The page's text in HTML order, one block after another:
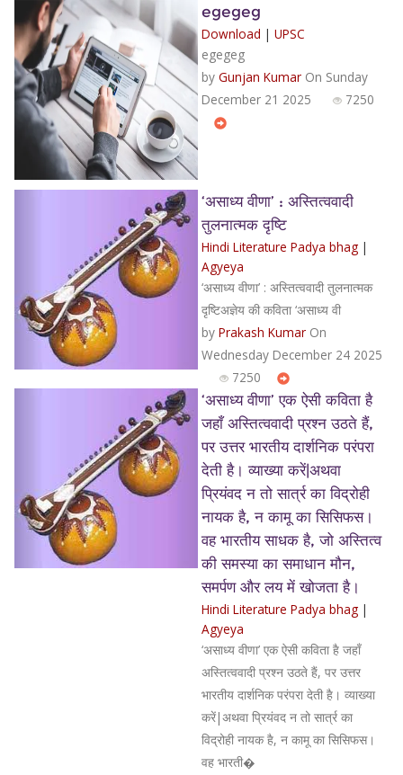
egegeg
Download | UPSC
egegeg
by Gunjan KumarOn Sunday
December 21 2025
7250
‘असाध्य वीणा’ : अस्तित्ववादी
तुलनात्मक दृष्टि
Hindi Literature Padya bhag|
Agyeya
‘असाध्य वीणा’ : अस्तित्ववादी तुलनात्मक
दृष्टिअज्ञेय की कविता ‘असाध्य वी
by Prakash KumarOn
Wednesday December 24 2025
7250
‘असाध्य वीणा’ एक ऐसी कविता है
जहाँ अस्तित्ववादी प्रश्न उठते हैं,
पर उत्तर भारतीय दार्शनिक परंपरा
देती है। व्याख्या करें|अथवा
प्रियंवद न तो सार्त्र का विद्रोही
नायक है, न कामू का सिसिफस।
वह भारतीय साधक है, जो अस्तित्व
की समस्या का समाधान मौन,
समर्पण और लय में खोजता है।
Hindi Literature Padya bhag|
Agyeya
‘असाध्य वीणा’ एक ऐसी कविता है जहाँ
अस्तित्ववादी प्रश्न उठते हैं, पर उत्तर
भारतीय दार्शनिक परंपरा देती है। व्याख्या
करें|अथवा प्रियंवद न तो सार्त्र का
विद्रोही नायक है, न कामू का सिसिफस।
वह भारती�